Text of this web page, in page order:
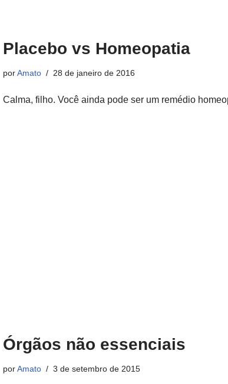
Placebo vs Homeopatia
porAmato 28 de janeiro de 2016
Calma, filho. Você ainda pode ser um remédio
Órgãos não essenciais
porAmato 3 de setembro de 2015